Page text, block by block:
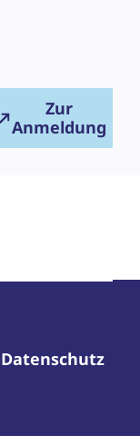
Zur
Anmeldung
Datenschutz